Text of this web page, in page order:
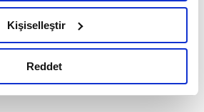
ilişkin detaylı bilgi için
Çerez Bilgilendirme
kapsamında
Kişiselleştir
Reddet